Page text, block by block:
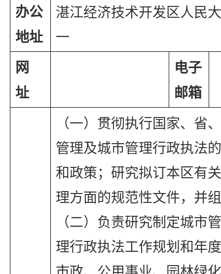
办公
地址
湛江经济技术开发区人民
一
网
址
电子
邮箱
（一）贯彻执行国家、省
管理及城市管理行政执法
和政策；研究拟订本区有
理方面的规范性文件，并
（二）负责研究制定城市
理行政执法工作规划和年